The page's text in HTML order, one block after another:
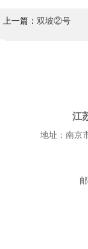
上一篇： 双坡②号
江
地址：南京